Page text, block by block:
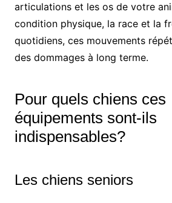
articulations et les os de votre
condition physique, la race et la
quotidiens, ces mouvements
des dommages à long terme.
Pour quels chiens ces
équipements sont-ils
indispensables?
Les chiens seniors